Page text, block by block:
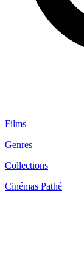
Films
Genres
Collections
Cinémas Pathé